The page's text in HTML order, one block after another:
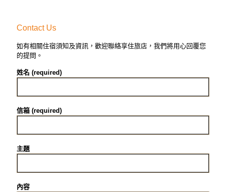
Contact Us
如有相關住宿須知及資訊，歡迎聯絡享住旅店，我們將用心回覆您
的提問。
姓名 (required)
信箱 (required)
主題
內容